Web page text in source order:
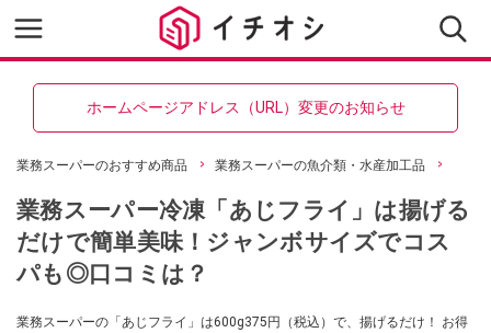
ホームページアドレス（URL）変更のお知らせ
業務スーパーのおすすめ商品 業務スーパーの魚介類・水産加工品
業務スーパー冷凍「あじフライ」は揚げる
だけで簡単美味！ジャンボサイズでコス
パも◎口コミは？
業務スーパーの「あじフライ」は600g375円（税込）で、揚げるだけ！ お得